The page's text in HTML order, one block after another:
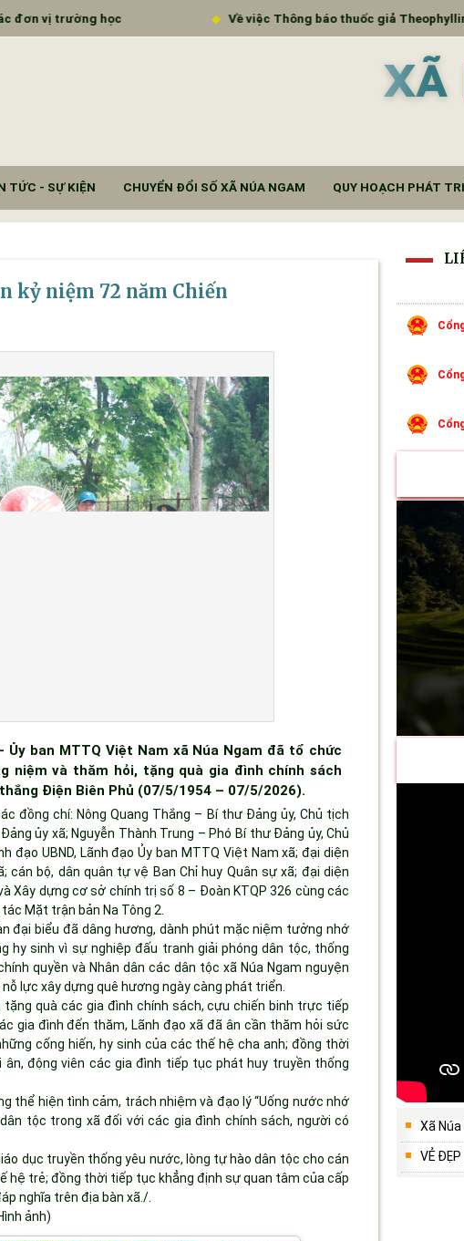
học Về việc Thông báo thuốc giả Theophyllin extended -
XÃ
TỨC - SỰ KIỆN CHUYỂN ĐỔI SỐ XÃ NÚA NGAM QUY HOẠCH PHÁT
kỷ niệm 72 năm Chiến
Ủy ban MTTQ Việt Nam xã Núa Ngam đã tổ chức
niệm và thăm hỏi, tặng quà gia đình chính sách
Điện Biên Phủ (07/5/1954 – 07/5/2026).
chí: Nông Quang Thắng – Bí thư Đảng ủy, Chủ tịch
ủy xã; Nguyễn Thành Trung – Phó Bí thư Đảng ủy, Chủ
đạo UBND, Lãnh đạo Ủy ban MTTQ Việt Nam xã; đại diện
cán bộ, dân quân tự vệ Ban Chỉ huy Quân sự xã; đại diện
Xây dựng cơ sở chính trị số 8 – Đoàn KTQP 326 cùng các
Mặt trận bản Na Tông 2.
đại biểu đã dâng hương, dành phút mặc niệm tưởng nhớ
hy sinh vì sự nghiệp đấu tranh giải phóng dân tộc, thống
quyền và Nhân dân các dân tộc xã Núa Ngam nguyện
lực xây dựng quê hương ngày càng phát triển.
quà các gia đình chính sách, cựu chiến binh trực tiếp
gia đình đến thăm, Lãnh đạo xã đã ân cần thăm hỏi sức
cống hiến, hy sinh của các thế hệ cha anh; đồng thời
động viên các gia đình tiếp tục phát huy truyền thống
thể hiện tình cảm, trách nhiệm và đạo lý “Uống nước nhớ
tộc trong xã đối với các gia đình chính sách, người có
dục truyền thống yêu nước, lòng tự hào dân tộc cho cán
hệ trẻ; đồng thời tiếp tục khẳng định sự quan tâm của cấp
nghĩa trên địa bàn xã./.
ảnh)
Xã
VẺ ĐẸP